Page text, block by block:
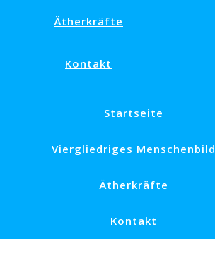
Ätherkräfte
Kontakt
Startseite
Viergliedriges Menschenbild
Ätherkräfte
Kontakt